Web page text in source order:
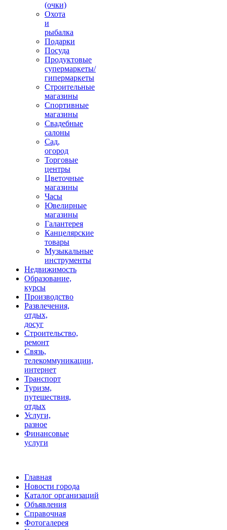
(очки)
Охота
и
рыбалка
Подарки
Посуда
Продуктовые
супермаркеты/
гипермаркеты
Строительные
магазины
Спортивные
магазины
Свадебные
салоны
Сад,
огород
Торговые
центры
Цветочные
магазины
Часы
Ювелирные
магазины
Галантерея
Канцелярские
товары
Музыкальные
инструменты
Недвижимость
Образование,
курсы
Производство
Развлечения,
отдых,
досуг
Строительство,
ремонт
Связь,
телекоммуникации,
интернет
Транспорт
Туризм,
путешествия,
отдых
Услуги,
разное
Финансовые
услуги
Главная
Новости города
Каталог организаций
Объявления
Справочная
Фотогалерея